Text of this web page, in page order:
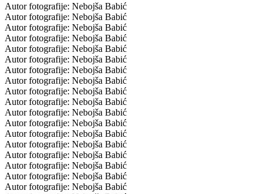
Autor fotografije: Nebojša Babić
Autor fotografije: Nebojša Babić
Autor fotografije: Nebojša Babić
Autor fotografije: Nebojša Babić
Autor fotografije: Nebojša Babić
Autor fotografije: Nebojša Babić
Autor fotografije: Nebojša Babić
Autor fotografije: Nebojša Babić
Autor fotografije: Nebojša Babić
Autor fotografije: Nebojša Babić
Autor fotografije: Nebojša Babić
Autor fotografije: Nebojša Babić
Autor fotografije: Nebojša Babić
Autor fotografije: Nebojša Babić
Autor fotografije: Nebojša Babić
Autor fotografije: Nebojša Babić
Autor fotografije: Nebojša Babić
Autor fotografije: Nebojša Babić